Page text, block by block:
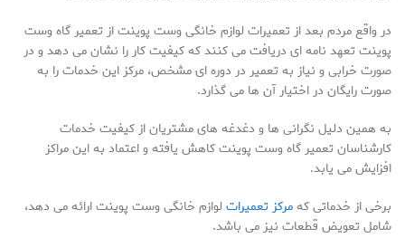
در واقع مردم بعد از تعمیرات لوازم خانگی وست پوینت از تعمیر گاه وست
پوینت تعهد نامه ای دریافت می کنند که کیفیت کار را نشان می دهد و در
صورت خرابی و نیاز به تعمیر در دوره ای مشخص، مرکز این خدمات را به
صورت رایگان در اختیار آن ها می گذارد.
به همین دلیل نگرانی ها و دغدغه های مشتریان از کیفیت خدمات
کارشناسان تعمیر گاه وست پوینت کاهش یافته و اعتماد به این مراکز
افزایش می یابد.
برخی از خدماتی کهمرکز تعمیرات لوازم خانگی وست پوینت ارائه می دهد،
شامل تعویض قطعات نیز می باشد.